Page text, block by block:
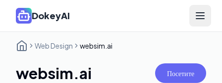
DokeyAI Open
Web Design websim.ai
websim.ai Посетите